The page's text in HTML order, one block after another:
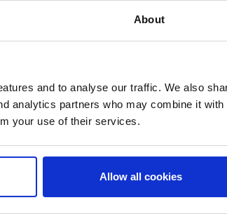
About
and to analyse our traffic. We also
analytics partners who may combine it with
your use of their services.
Allow all cookies